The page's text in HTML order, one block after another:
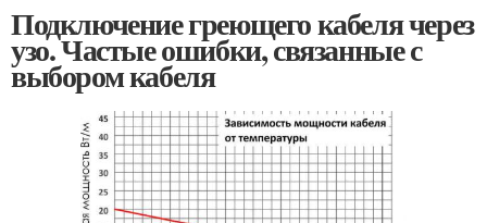
Подключение греющего кабеля через
узо. Частые ошибки, связанные с
выбором кабеля